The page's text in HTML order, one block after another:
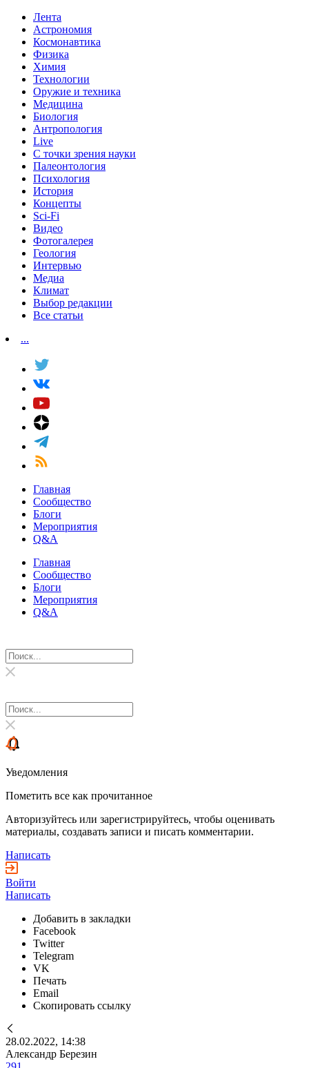
Лента
Астрономия
Космонавтика
Физика
Химия
Технологии
Оружие и техника
Медицина
Биология
Антропология
Live
С точки зрения науки
Палеонтология
Психология
История
Концепты
Sci-Fi
Видео
Фотогалерея
Геология
Интервью
Медиа
Климат
Выбор редакции
Все статьи
...
Главная
Сообщество
Блоги
Мероприятия
Q&A
Главная
Сообщество
Блоги
Мероприятия
Q&A
Уведомления
Пометить все как прочитанное
Авторизуйтесь или зарегистрируйтесь, чтобы оценивать
материалы, создавать записи и писать комментарии.
Написать
Войти
Написать
Добавить в закладки
Facebook
Twitter
Telegram
VK
Печать
Email
Скопировать ссылку
28.02.2022, 14:38
Александр Березин